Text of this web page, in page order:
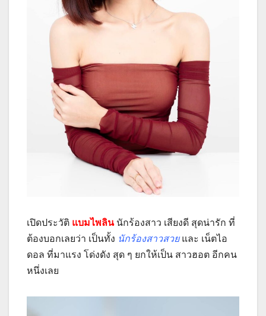
เปิดประวัติ แบมไพลิน นักร้องสาว เสียงดี สุดน่ารัก ที่
ต้องบอกเลยว่า เป็นทั้ง นักร้องสาวสวยและ เน็ตไอ
ดอล ที่มาแรง โด่งดัง สุด ๆ ยกให้เป็น สาวฮอต อีกคน
หนึ่งเลย